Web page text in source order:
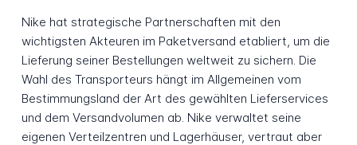
Nike hat strategische Partnerschaften mit den
wichtigsten Akteuren im Paketversand etabliert, um die
Lieferung seiner Bestellungen weltweit zu sichern. Die
Wahl des Transporteurs hängt im Allgemeinen vom
Bestimmungsland der Art des gewählten Lieferservices
und dem Versandvolumen ab. Nike verwaltet seine
eigenen Verteilzentren und Lagerhäuser, vertraut aber